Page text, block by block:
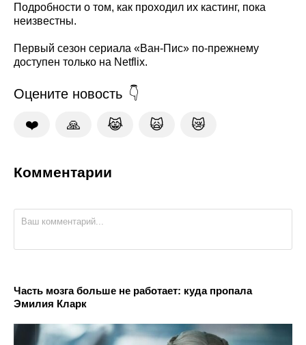
Подробности о том, как проходил их кастинг, пока
неизвестны.
Первый сезон сериала «Ван-Пис» по-прежнему
доступен только на Netflix.
Оцените новость
❤️ 🙏 😹 🙀 😿
Комментарии
Часть мозга больше не работает: куда пропала
Эмилия Кларк